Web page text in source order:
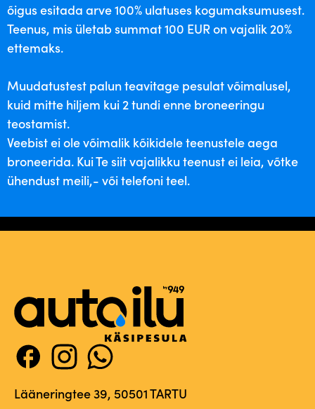
õigus esitada arve 100% ulatuses kogumaksumusest.
Teenus, mis ületab summat 100 EUR on vajalik 20%
ettemaks.
Muudatustest palun teavitage pesulat võimalusel,
kuid mitte hiljem kui 2 tundi enne broneeringu
teostamist.
Veebist ei ole võimalik kõikidele teenustele aega
broneerida. Kui Te siit vajalikku teenust ei leia, võtke
ühendust meili,- või telefoni teel.
Lääneringtee 39, 50501 TARTU